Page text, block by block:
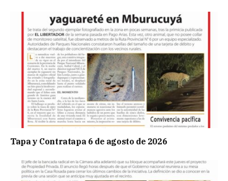
Tapa y Contratapa 6 de agosto de 2026